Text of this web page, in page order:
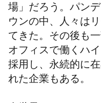
場」だろう。 パン
ウンの中、人々は
てきた。その後も
オフィスで働くハ
採用し、永続的に
れた企業もある。